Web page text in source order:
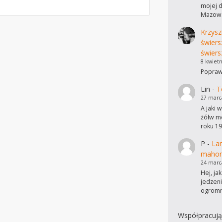
mojej
8
Lin -
27
A jaki
żółw
roku
P -
24
Hej,